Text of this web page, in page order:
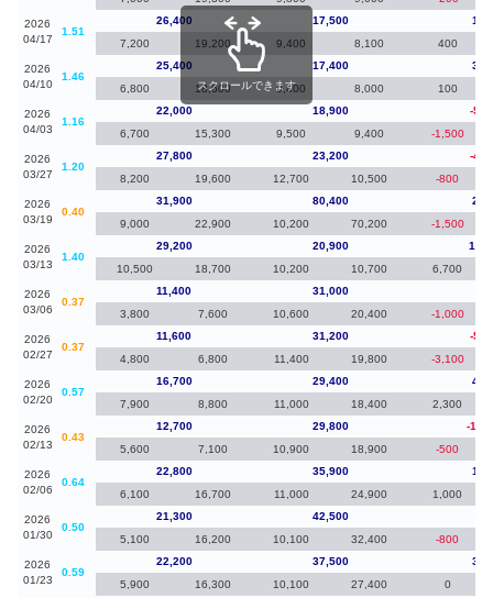
2026
04/17
1.51
26,400 17,500
7,200
19,200 9,400 8,100 400
2026
04/10
1.46
25,400 17,400
6,800
18,600 9,400 8,000 100
2026
04/03
1.16
22,000 18,900
-
6,700
15,300 9,500 9,400 -1,500
2026
03/27
1.20
27,800 23,200
-
8,200
19,600 12,700 10,500 -800
2026
03/19
0.40
31,900 80,400
9,000
22,900 10,200 70,200 -1,500
2026
03/13
1.40
29,200 20,900
10,500
18,700 10,200 10,700 6,700
2026
03/06
0.37
11,400 31,000
3,800
7,600 10,600 20,400 -1,000
2026
02/27
0.37
11,600 31,200
-
4,800
6,800 11,400 19,800 -3,100
2026
02/20
0.57
16,700 29,400
7,900
8,800 11,000 18,400 2,300
2026
02/13
0.43
12,700 29,800
-
5,600
7,100 10,900 18,900 -500
2026
02/06
0.64
22,800 35,900
6,100
16,700 11,000 24,900 1,000
2026
01/30
0.50
21,300 42,500
5,100
16,200 10,100 32,400 -800
2026
01/23
0.59
22,200 37,500
5,900
16,300 10,100 27,400 0
スクロールできます